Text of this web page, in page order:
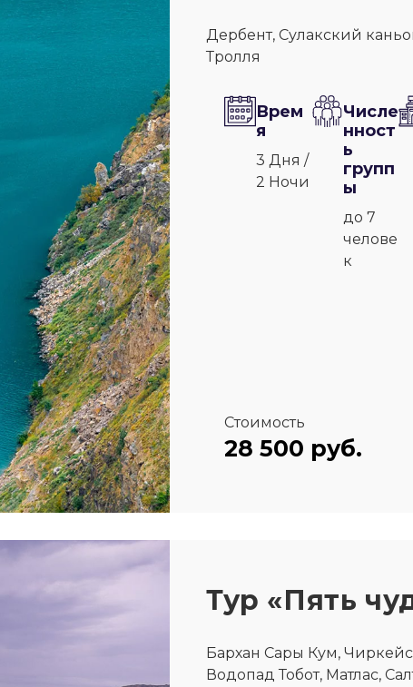
Дербент, Сулакский
Тролля
Врем
я
3 Дня /
2 Ночи
Числе
нност
ь
групп
ы
до 7
челове
к
Стоимость
28 500 руб.
Тур «Пять
Бархан Сары Кум,
Водопад Тобот, Матлас,